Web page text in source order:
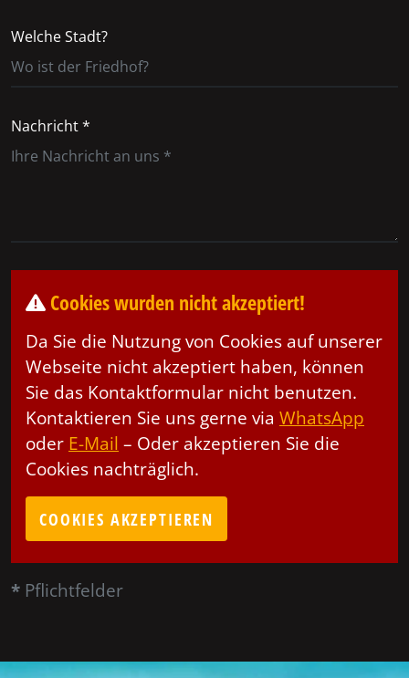
Welche Stadt?
Nachricht *
Cookies wurden nicht akzeptiert!
Da Sie die Nutzung von Cookies auf unserer
Webseite nicht akzeptiert haben, können
Sie das Kontaktformular nicht benutzen.
Kontaktieren Sie uns gerne via WhatsApp
oder E-Mail – Oder akzeptieren Sie die
Cookies nachträglich.
COOKIES AKZEPTIEREN
* Pflichtfelder